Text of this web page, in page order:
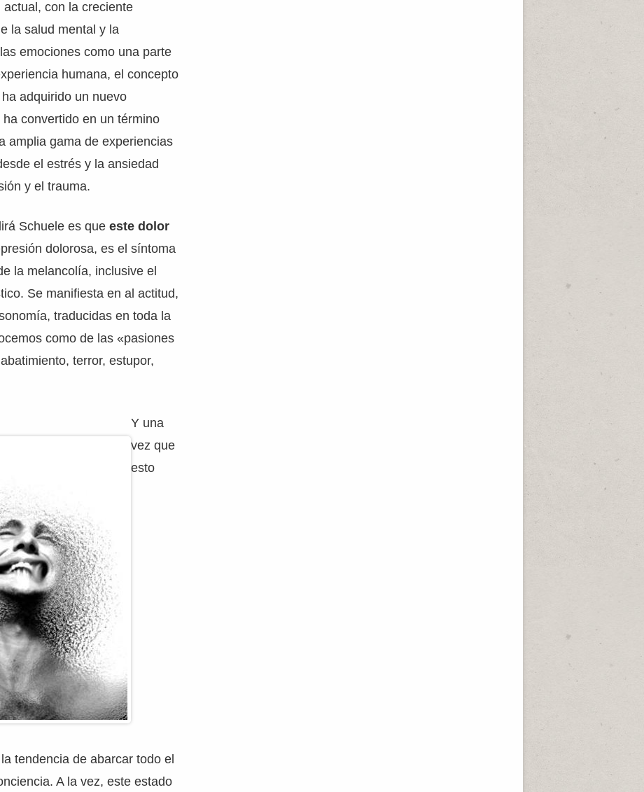
actual, con la creciente
la salud mental y la
emociones como una parte
humana, el concepto
adquirido un nuevo
convertido en un término
amplia gama de experiencias
el estrés y la ansiedad
y el trauma.
Schuele es queeste dolor
dolorosa, es el síntoma
la melancolía, inclusive el
Se manifiesta en al actitud,
traducidas en toda la
como de las «pasiones
terror, estupor,
Y una
vez que
esto
tendencia de abarcar todo el
A la vez, este estado